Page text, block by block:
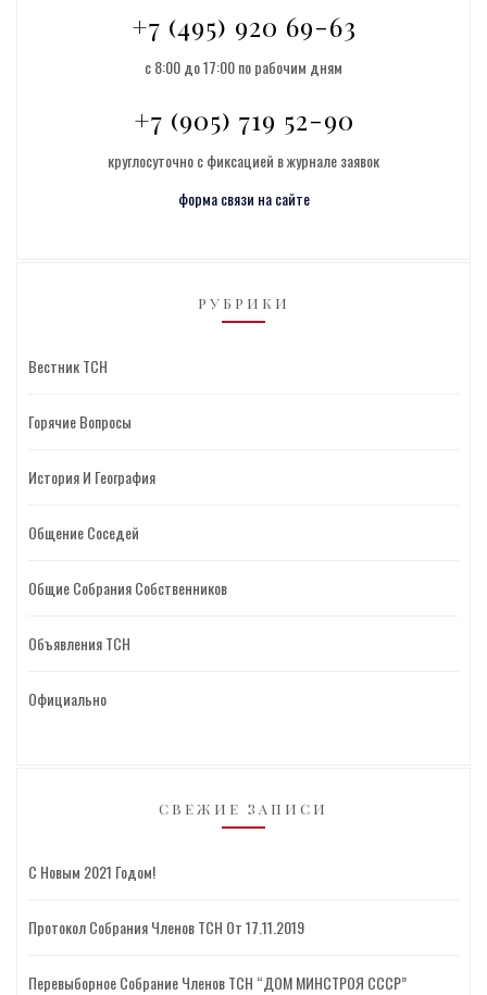
+7 (495) 920 69-63
с 8:00 до 17:00 по рабочим дням
+7 (905) 719 52-90
круглосуточно с фиксацией в журнале заявок
форма связи на сайте
РУБРИКИ
Вестник ТСН
Горячие Вопросы
История И География
Общение Соседей
Общие Собрания Собственников
Объявления ТСН
Официально
СВЕЖИЕ ЗАПИСИ
С Новым 2021 Годом!
Протокол Собрания Членов ТСН От 17.11.2019
Перевыборное Собрание Членов ТСН “ДОМ МИНСТРОЯ СССР”